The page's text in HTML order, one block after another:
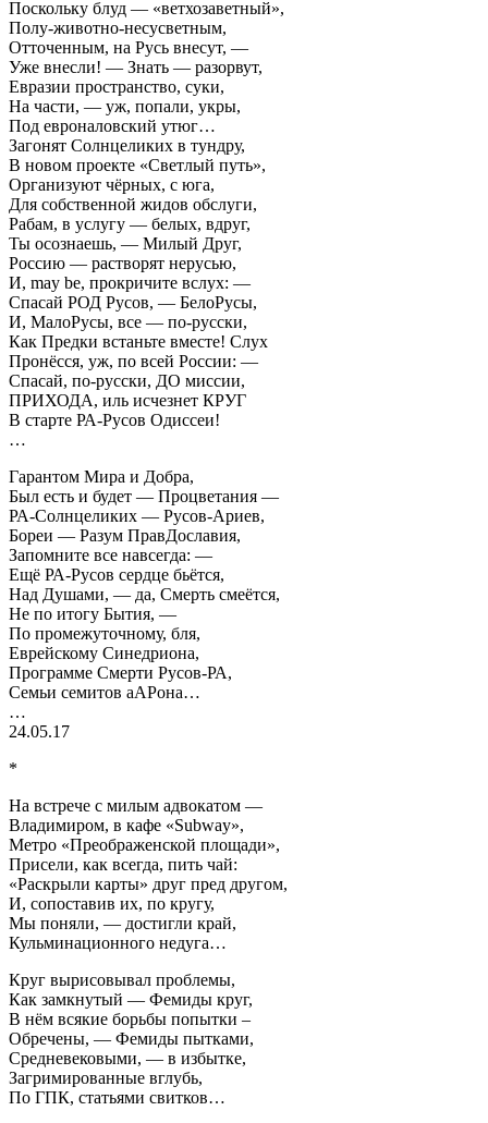
Поскольку блуд — «ветхозаветный»,
Полу-животно-несусветным,
Отточенным, на Русь внесут, —
Уже внесли! — Знать — разорвут,
Евразии пространство, суки,
На части, — уж, попали, укры,
Под евроналовский утюг…
Загонят Солнцеликих в тундру,
В новом проекте «Светлый путь»,
Организуют чёрных, с юга,
Для собственной жидов обслуги,
Рабам, в услугу — белых, вдруг,
Ты осознаешь, — Милый Друг,
Россию — растворят нерусью,
И, may be, прокричите вслух: —
Спасай РОД Русов, — БелоРусы,
И, МалоРусы, все — по-русски,
Как Предки встаньте вместе! Слух
Пронёсся, уж, по всей России: —
Спасай, по-русски, ДО миссии,
ПРИХОДА, иль исчезнет КРУГ
В старте РА-Русов Одиссеи!
…
Гарантом Мира и Добра,
Был есть и будет — Процветания —
РА-Солнцеликих — Русов-Ариев,
Бореи — Разум ПравДославия,
Запомните все навсегда: —
Ещё РА-Русов сердце бьётся,
Над Душами, — да, Смерть смеётся,
Не по итогу Бытия, —
По промежуточному, бля,
Еврейскому Синедриона,
Программе Смерти Русов-РА,
Семьи семитов аАРона…
…
24.05.17
*
На встрече с милым адвокатом —
Владимиром, в кафе «Subway»,
Метро «Преображенской площади»,
Присели, как всегда, пить чай:
«Раскрыли карты» друг пред другом,
И, сопоставив их, по кругу,
Мы поняли, — достигли край,
Кульминационного недуга…
Круг вырисовывал проблемы,
Как замкнутый — Фемиды круг,
В нём всякие борьбы попытки –
Обречены, — Фемиды пытками,
Средневековыми, — в избытке,
Загримированные вглубь,
По ГПК, статьями свитков…